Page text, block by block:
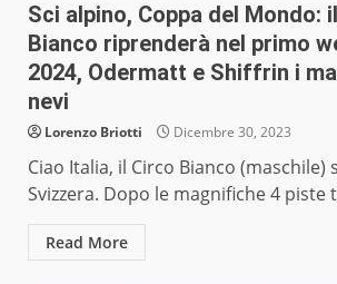
Sci alpino, Coppa del Mondo:
Bianco riprenderà nel primo
2024, Odermatt e Shiffrin i
nevi
Lorenzo Briotti Dicembre 30, 2023
Ciao Italia, il Circo Bianco (maschile)
Svizzera. Dopo le magnifiche 4 piste
Read More